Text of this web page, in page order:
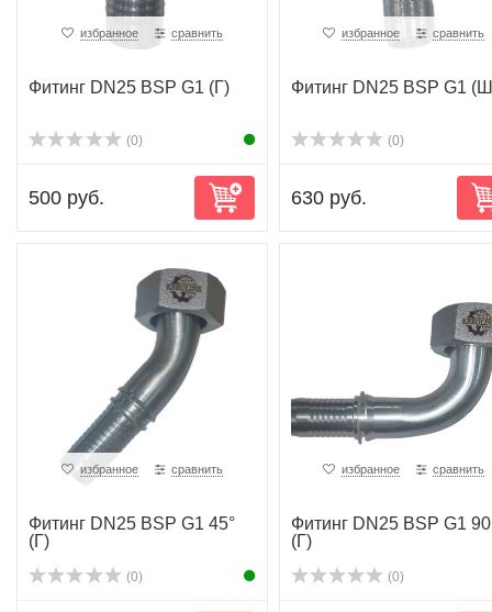
избранное сравнить
Фитинг DN25 BSP G1 (Г)
(0)
500 руб.
избранное сравнить
Фитинг DN25 BSP G1
(0)
630 руб.
избранное сравнить
Фитинг DN25 BSP G1 45°
(Г)
(0)
избранное сравнить
Фитинг DN25 BSP G1
(Г)
(0)